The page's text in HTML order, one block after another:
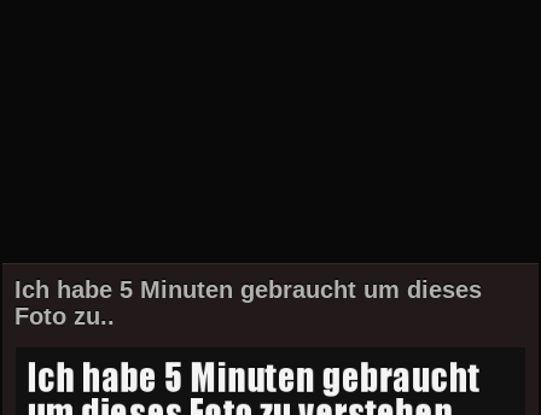
Ich habe 5 Minuten gebraucht um dieses
Foto zu..